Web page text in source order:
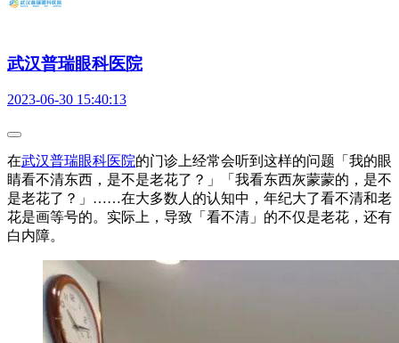
武汉普瑞眼科医院
2023-06-30 15:40:13
在武汉普瑞眼科医院的门诊上经常会听到这样的问题「我的眼
睛看不清东西，是不是老花了？」「我看东西灰蒙蒙的，是不
是老花了？」……在大多数人的认知中，年纪大了看不清和老
花是画等号的。实际上，导致「看不清」的不仅是老花，还有
白内障。